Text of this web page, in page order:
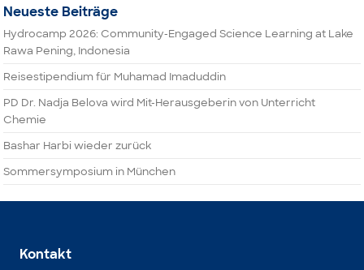
Neueste Beiträge
Hydrocamp 2026: Community-Engaged Science Learning at Lake
Rawa Pening, Indonesia
Reisestipendium für Muhamad Imaduddin
PD Dr. Nadja Belova wird Mit-Herausgeberin von Unterricht
Chemie
Bashar Harbi wieder zurück
Sommersymposium in München
Kontakt